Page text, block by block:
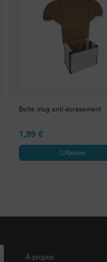
Boîte mug anti-écrasement
1,99 €
Ajouter
À propos